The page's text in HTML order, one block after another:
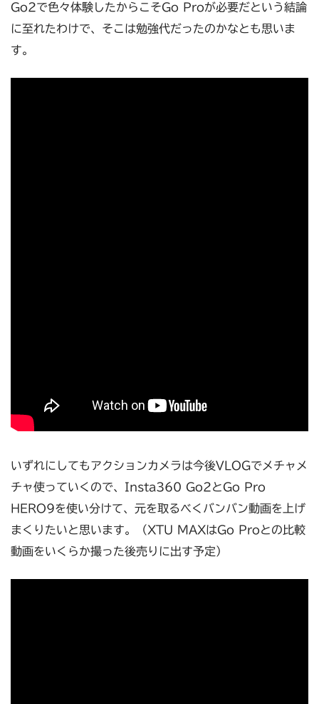
Go2で色々体験したからこそGo Proが必要だという結論
に至れたわけで、そこは勉強代だったのかなとも思いま
す。
いずれにしてもアクションカメラは今後VLOGでメチャメ
チャ使っていくので、Insta360 Go2とGo Pro
HERO9を使い分けて、元を取るべくバンバン動画を上げ
まくりたいと思います。（XTU MAXはGo Proとの比較
動画をいくらか撮った後売りに出す予定）